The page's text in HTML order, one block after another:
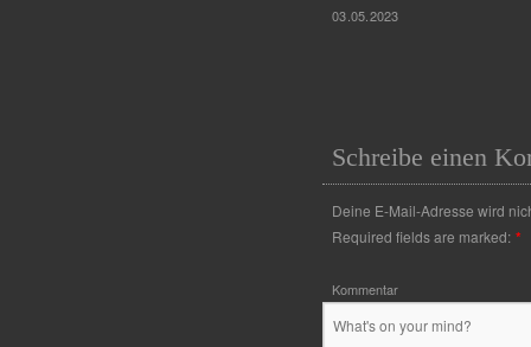
03.05.2023
Schreibe einen
Deine E-Mail-Adresse wird
Required fields are marked: *
Kommentar